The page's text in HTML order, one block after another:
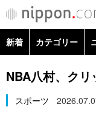
新着 カテゴリー
政治・外交
経済・ビジネス
NBA八村、ク
スポーツ